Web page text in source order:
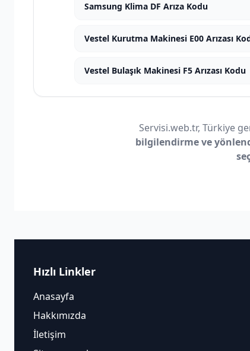
Samsung Klima DF Arıza Kodu
Vestel Kurutma Makinesi E00 Arızası
Vestel Bulaşık Makinesi F5 Arızası Kodu
Servisi.web.tr, Türkiye
bilgilendirme ve
Hızlı Linkler
Anasayfa
Hakkımızda
İletişim